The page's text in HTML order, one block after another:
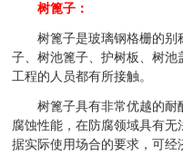
树篦子：
树篦子是玻璃钢格栅的别
子、树池篦子、护树板、树
工程的人员都有所接触。
树篦子具有非常优越的耐
腐蚀性能，在防腐领域具有
据实际使用场合的要求，可